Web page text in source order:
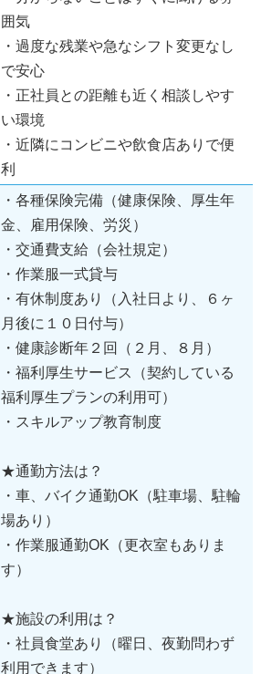
囲気
・過度な残業や急なシフト変更なし
で安心
・正社員との距離も近く相談しやす
い環境
・近隣にコンビニや飲食店ありで便
利
・各種保険完備（健康保険、厚生年
金、雇用保険、労災）
・交通費支給（会社規定）
・作業服一式貸与
・有休制度あり（入社日より、６ヶ
月後に１０日付与）
・健康診断年２回（２月、８月）
・福利厚生サービス（契約している
福利厚生プランの利用可）
・スキルアップ教育制度
★通勤方法は？
・車、バイク通勤OK（駐車場、駐輪
場あり）
・作業服通勤OK（更衣室もありま
す）
★施設の利用は？
・社員食堂あり（曜日、夜勤問わず
利用できます）